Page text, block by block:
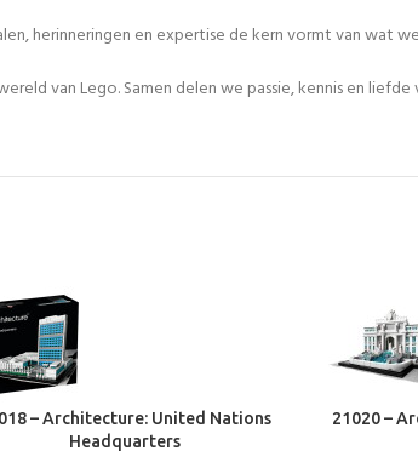
herinneringen en expertise de kern vormt van wat
van Lego. Samen delen we passie, kennis en
– Architecture: United Nations
Headquarters
21020 –